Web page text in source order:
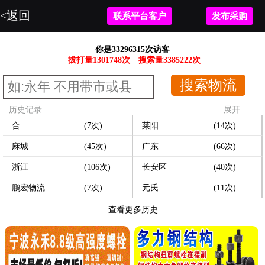
<返回 联系平台客户 发布采购
你是33296315次访客
拔打量1301748次
搜索量3385222次
历史记录
展开
合
(7次) 莱阳 (14次)
麻城 (45次) 广东 (66次)
浙江 (106次) 长安区 (40次)
鹏宏物流 (7次) 元氏 (11次)
查看更多历史